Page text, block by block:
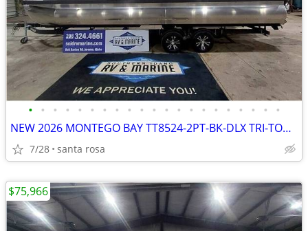
• • • • • • • • • • • • • • • • • • • • •
NEW 2026 MONTEGO BAY TT8524-2PT-BK-DLX TRI-TOON
7/28 santa rosa
$75,966